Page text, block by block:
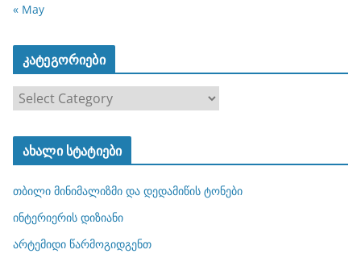
« May
კატეგორიები
ტ
ო
რ
ახალი სტატიები
თბილი მინიმალიზმი და დედამიწის ტონები
ინტერიერის დიზიანი
არტემიდი წარმოგიდგენთ